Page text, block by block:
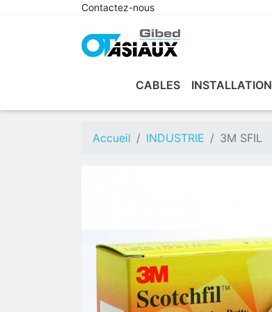
Contactez-nous
CABLES INSTALLATION
Accueil INDUSTRIE 3M SFIL